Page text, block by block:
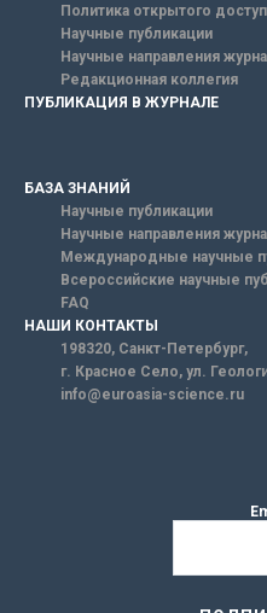
Политика открытого
Научные публикации
Научные направления
Редакционная коллегия
ПУБЛИКАЦИЯ В ЖУРНАЛЕ
БАЗА ЗНАНИЙ
Научные публикации
Научные направления
Международные научные
Всероссийские научные
FAQ
НАШИ КОНТАКТЫ
198320, Санкт-Петербург,
г. Красное Село, ул.
info@euroasia-science.ru